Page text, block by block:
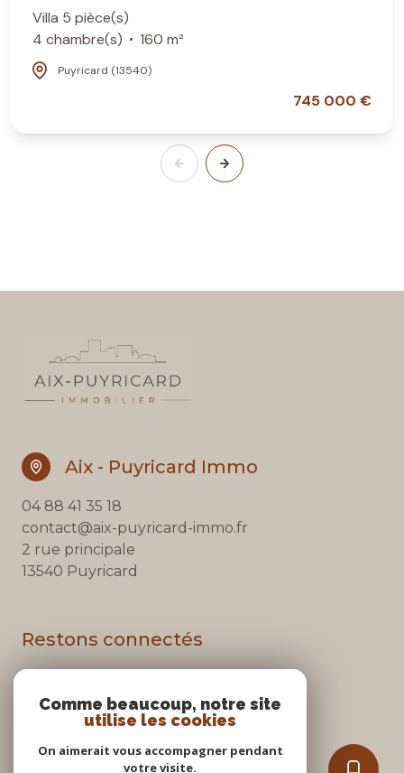
Villa 5 pièce(s)
4 chambre(s)
160 m²
Puyricard (13540)
745 000 €
Aix - Puyricard Immo
04 88 41 35 18
contact@aix-puyricard-immo.fr
2 rue principale
13540 Puyricard
Restons connectés
Mentions légales
Comme beaucoup, notre site
utilise les cookies
On aimerait vous accompagner pendant
votre visite.